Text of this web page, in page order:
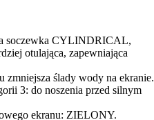
soczewka CYLINDRICAL,
otulająca, zapewniająca
zmniejsza ślady wody na ekranie.
3: do noszenia przed silnym
ekranu: ZIELONY.